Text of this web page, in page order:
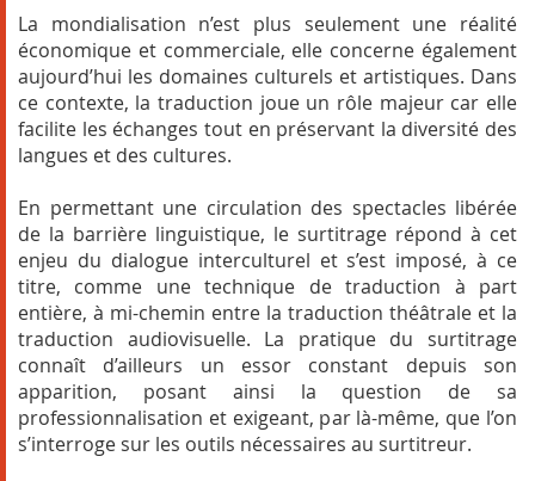
La mondialisation n’est plus seulement une réalité
économique et commerciale, elle concerne également
aujourd’hui les domaines culturels et artistiques. Dans
ce contexte, la traduction joue un rôle majeur car elle
facilite les échanges tout en préservant la diversité des
langues et des cultures.
En permettant une circulation des spectacles libérée
de la barrière linguistique, le surtitrage répond à cet
enjeu du dialogue interculturel et s’est imposé, à ce
titre, comme une technique de traduction à part
entière, à mi-chemin entre la traduction théâtrale et la
traduction audiovisuelle. La pratique du surtitrage
connaît d’ailleurs un essor constant depuis son
apparition, posant ainsi la question de sa
professionnalisation et exigeant, par là-même, que l’on
s’interroge sur les outils nécessaires au surtitreur.